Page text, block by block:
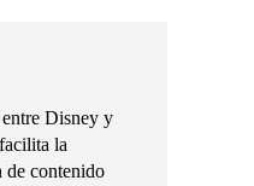
Disney y
la
de contenido